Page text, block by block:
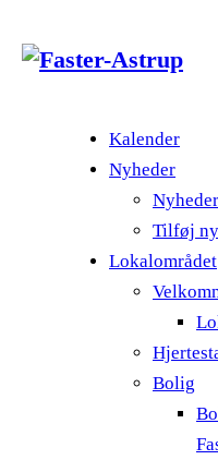
Kalender
Nyheder
Nyheder
Tilføj
Lokalområdet
Bolig